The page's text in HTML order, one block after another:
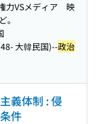
力VSメディア 映
。
大韓民国)--政治
義体制 : 侵
件